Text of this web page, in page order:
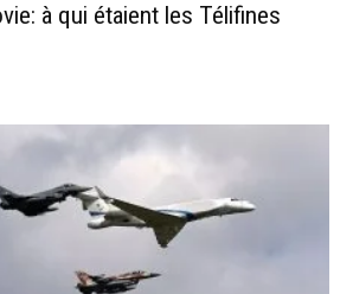
à qui étaient les Télifines